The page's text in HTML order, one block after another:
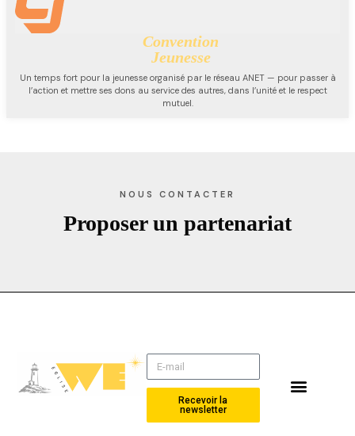
Convention
Jeunesse
Un temps fort pour la jeunesse organisé par le réseau ANET — pour passer à
l’action et mettre ses dons au service des autres, dans l’unité et le respect
mutuel.
NOUS CONTACTER
Proposer un partenariat
Recevoir la
newsletter